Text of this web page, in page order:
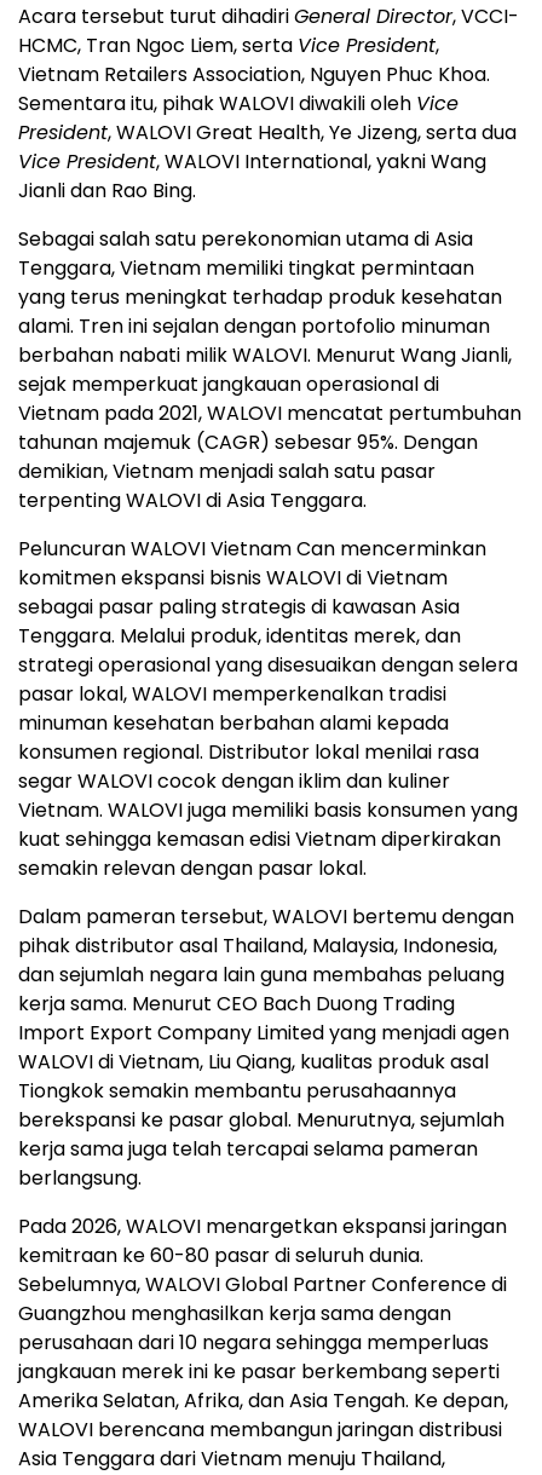
Acara tersebut turut dihadiriGeneral Director, VCCI-
HCMC, Tran Ngoc Liem, serta Vice President,
Vietnam Retailers Association, Nguyen Phuc Khoa.
Sementara itu, pihak WALOVI diwakili oleh Vice
President, WALOVI Great Health, Ye Jizeng, serta dua
Vice President, WALOVI International, yakni Wang
Jianli dan Rao Bing.
Sebagai salah satu perekonomian utama di Asia
Tenggara, Vietnam memiliki tingkat permintaan
yang terus meningkat terhadap produk kesehatan
alami. Tren ini sejalan dengan portofolio minuman
berbahan nabati milik WALOVI. Menurut Wang Jianli,
sejak memperkuat jangkauan operasional di
Vietnam pada 2021, WALOVI mencatat pertumbuhan
tahunan majemuk (CAGR) sebesar 95%. Dengan
demikian, Vietnam menjadi salah satu pasar
terpenting WALOVI di Asia Tenggara.
Peluncuran WALOVI Vietnam Can mencerminkan
komitmen ekspansi bisnis WALOVI di Vietnam
sebagai pasar paling strategis di kawasan Asia
Tenggara. Melalui produk, identitas merek, dan
strategi operasional yang disesuaikan dengan selera
pasar lokal, WALOVI memperkenalkan tradisi
minuman kesehatan berbahan alami kepada
konsumen regional. Distributor lokal menilai rasa
segar WALOVI cocok dengan iklim dan kuliner
Vietnam. WALOVI juga memiliki basis konsumen yang
kuat sehingga kemasan edisi Vietnam diperkirakan
semakin relevan dengan pasar lokal.
Dalam pameran tersebut, WALOVI bertemu dengan
pihak distributor asal Thailand, Malaysia, Indonesia,
dan sejumlah negara lain guna membahas peluang
kerja sama. Menurut CEO Bach Duong Trading
Import Export Company Limited yang menjadi agen
WALOVI di Vietnam, Liu Qiang, kualitas produk asal
Tiongkok semakin membantu perusahaannya
berekspansi ke pasar global. Menurutnya, sejumlah
kerja sama juga telah tercapai selama pameran
berlangsung.
Pada 2026, WALOVI menargetkan ekspansi jaringan
kemitraan ke 60-80 pasar di seluruh dunia.
Sebelumnya, WALOVI Global Partner Conference di
Guangzhou menghasilkan kerja sama dengan
perusahaan dari 10 negara sehingga memperluas
jangkauan merek ini ke pasar berkembang seperti
Amerika Selatan, Afrika, dan Asia Tengah. Ke depan,
WALOVI berencana membangun jaringan distribusi
Asia Tenggara dari Vietnam menuju Thailand,